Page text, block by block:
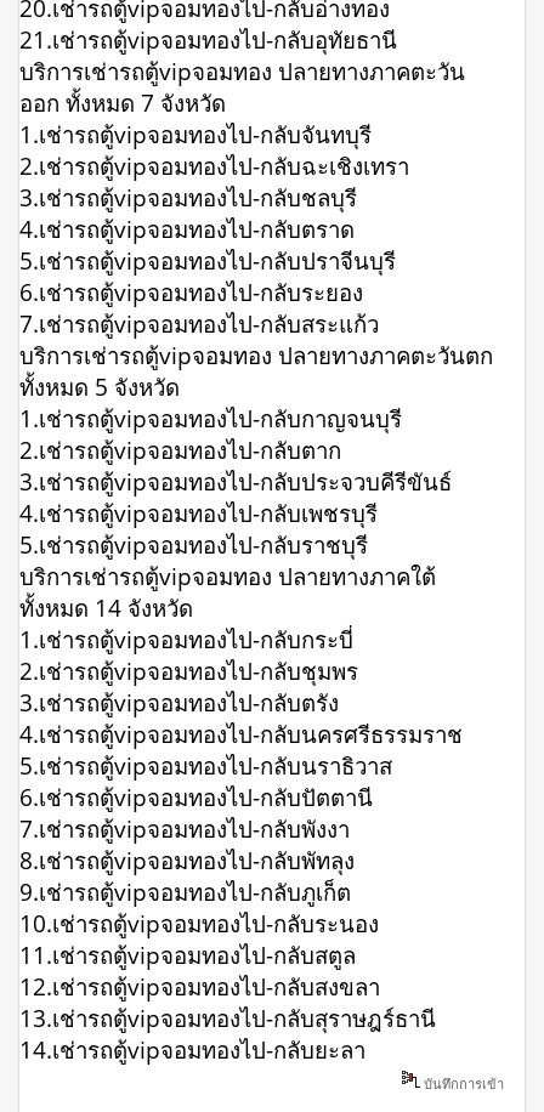
20.เช่ารถตู้vipจอมทองไป-กลับอ่างทอง
21.เช่ารถตู้vipจอมทองไป-กลับอุทัยธานี
บริการเช่ารถตู้vipจอมทอง ปลายทางภาคตะวัน
ออก ทั้งหมด 7 จังหวัด
1.เช่ารถตู้vipจอมทองไป-กลับจันทบุรี
2.เช่ารถตู้vipจอมทองไป-กลับฉะเชิงเทรา
3.เช่ารถตู้vipจอมทองไป-กลับชลบุรี
4.เช่ารถตู้vipจอมทองไป-กลับตราด
5.เช่ารถตู้vipจอมทองไป-กลับปราจีนบุรี
6.เช่ารถตู้vipจอมทองไป-กลับระยอง
7.เช่ารถตู้vipจอมทองไป-กลับสระแก้ว
บริการเช่ารถตู้vipจอมทอง ปลายทางภาคตะวันตก
ทั้งหมด 5 จังหวัด
1.เช่ารถตู้vipจอมทองไป-กลับกาญจนบุรี
2.เช่ารถตู้vipจอมทองไป-กลับตาก
3.เช่ารถตู้vipจอมทองไป-กลับประจวบคีรีขันธ์
4.เช่ารถตู้vipจอมทองไป-กลับเพชรบุรี
5.เช่ารถตู้vipจอมทองไป-กลับราชบุรี
บริการเช่ารถตู้vipจอมทอง ปลายทางภาคใต้
ทั้งหมด 14 จังหวัด
1.เช่ารถตู้vipจอมทองไป-กลับกระบี่
2.เช่ารถตู้vipจอมทองไป-กลับชุมพร
3.เช่ารถตู้vipจอมทองไป-กลับตรัง
4.เช่ารถตู้vipจอมทองไป-กลับนครศรีธรรมราช
5.เช่ารถตู้vipจอมทองไป-กลับนราธิวาส
6.เช่ารถตู้vipจอมทองไป-กลับปัตตานี
7.เช่ารถตู้vipจอมทองไป-กลับพังงา
8.เช่ารถตู้vipจอมทองไป-กลับพัทลุง
9.เช่ารถตู้vipจอมทองไป-กลับภูเก็ต
10.เช่ารถตู้vipจอมทองไป-กลับระนอง
11.เช่ารถตู้vipจอมทองไป-กลับสตูล
12.เช่ารถตู้vipจอมทองไป-กลับสงขลา
13.เช่ารถตู้vipจอมทองไป-กลับสุราษฎร์ธานี
14.เช่ารถตู้vipจอมทองไป-กลับยะลา
บันทึกการเข้า